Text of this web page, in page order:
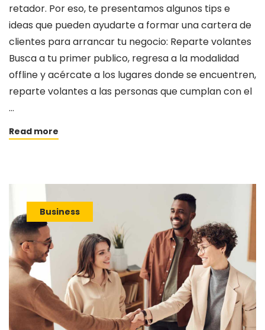
retador. Por eso, te presentamos algunos tips e
ideas que pueden ayudarte a formar una cartera de
clientes para arrancar tu negocio: Reparte volantes
Busca a tu primer publico, regresa a la modalidad
offline y acércate a los lugares donde se encuentren,
reparte volantes a las personas que cumplan con el
…
Read more
Business